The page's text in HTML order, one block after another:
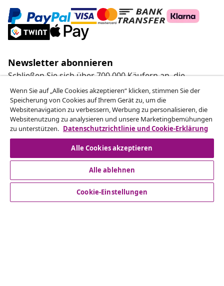
Newsletter abonnieren
Schließen Sie sich über 700.000 Käufern an, die
wöchentliche Angebote, saisonale Aktionen und
Neuheiten von vidaXL erhalten.
Unsere Social-Media-Accounts
Kundenservice
Wenn Sie auf „Alle Cookies akzeptieren“ klicken, stimmen Sie der
Speicherung von Cookies auf Ihrem Gerät zu, um die
Websitenavigation zu verbessern, Werbung zu personalisieren, die
Websitenutzung zu analysieren und unsere Marketingbemühungen
zu unterstützen. Datenschutzrichtlinie und Cookie-Erklärung
Alle Cookies akzeptieren
Alle ablehnen
Cookie-Einstellungen